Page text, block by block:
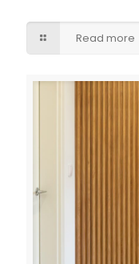
Read more